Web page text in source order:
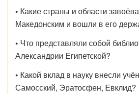
• Какие страны и области
Македонским и вошли в его
• Что представляли собой
Александрии Египетской?
• Какой вклад в науку внесли
Самосский, Эратосфен, Евклид?